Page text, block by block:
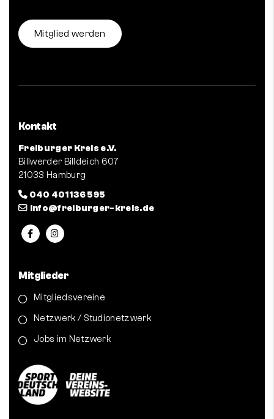
Mitglied werden
Kontakt
Freiburger Kreis e.V.
Billwerder Billdeich 607
21033 Hamburg
040 401 136 595
info@freiburger-kreis.de
Mitglieder
Mitgliedsvereine
Netzwerk / Studionetzwerk
Jobs im Netzwerk